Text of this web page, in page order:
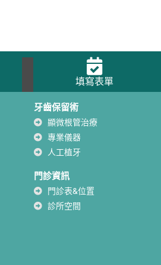
填寫表單
牙齒保留術
顯微根管治療
專業儀器
人工植牙
門診資訊
門診表&位置
診所空間